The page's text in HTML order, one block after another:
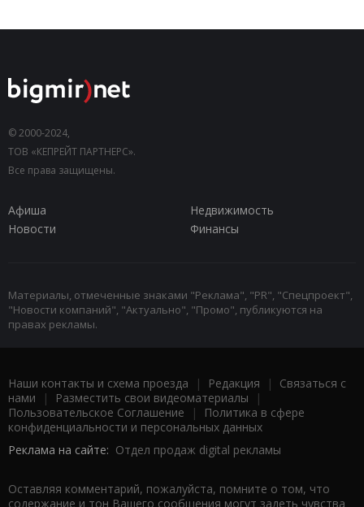
© 2000-2024,
ТОВ «КЕПРЕЙТ ПАРТНЕРС».
Все права защищены.
Афиша
Недвижимость
Новости
Финансы
Материалы, отмеченные знаками "Реклама", "PR", "Спецпроект",
"Новости компаний", "Актуально", "Промо", публикуются на
правах рекламы.
Наши контакты и схема проезда | Редакция | Связаться с
нами | Разместить свои видеоматериалы |
Пользовательское Соглашение |
Политика в сфере
конфиденциальности и персональных данных
Реклама на сайте: Отдел продаж digital рекламы
Оставляя комментарий, пожалуйста, помните о том, что
содержание и тон Вашего сообщения могут задеть чувства